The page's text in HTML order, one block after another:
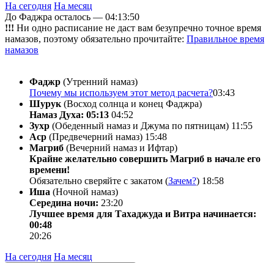
На сегодня На месяц
До Фаджра осталось — 04:13:50
!!! Ни одно расписание не даст вам безупречно точное время
намазов, поэтому обязательно прочитайте: Правильное время
намазов
Фаджр (Утренний намаз)
Почему мы используем этот метод расчета?03:43
Шурук (Восход солнца и конец Фаджра)
Намаз Духа: 05:13 04:52
Зухр (Обеденный намаз и Джума по пятницам) 11:55
Аср (Предвечерний намаз) 15:48
Магриб (Вечерний намаз и Ифтар)
Крайне желательно совершить Магриб в начале его
времени!
Обязательно сверяйте с закатом (Зачем?) 18:58
Иша (Ночной намаз)
Середина ночи: 23:20
Лучшее время для Тахаджуда и Витра начинается:
00:48
20:26
На сегодня На месяц